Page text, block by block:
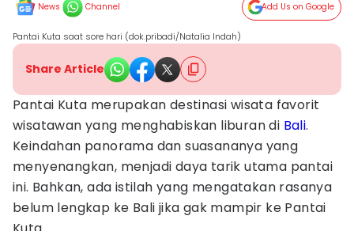
News Channel Add Us on Google
Pantai Kuta saat sore hari (dok.pribadi/Natalia Indah)
Share Article
Pantai Kuta merupakan destinasi wisata favorit
wisatawan yang menghabiskan liburan di Bali.
Keindahan panorama dan suasananya yang
menyenangkan, menjadi daya tarik utama pantai
ini. Bahkan, ada istilah yang mengatakan rasanya
belum lengkap ke Bali jika gak mampir ke Pantai